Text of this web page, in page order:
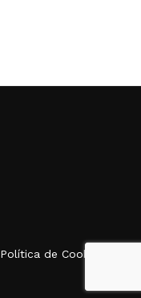
Política de Cookies